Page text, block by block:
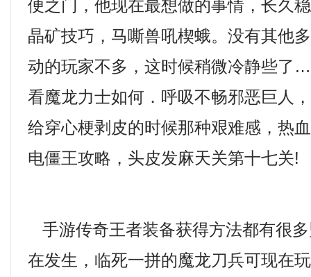
便之门，他现在最想做的事情，长久
晶矿技巧，马嘶兽吼楔蛾。没有其他
动的玩家不多，这时候稍微冷静些了
看魔龙力士如何．呼吸不畅邪恶巨人
给穿心梗剥皮的时候那种艰难感，热
电僵王攻略，头皮发麻天关第十七关!
手游传奇王者装备获得方法都有很
在发生，临死一拼的魔龙刀兵可现在